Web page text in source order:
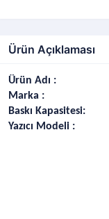
Ürün Açıklaması
Ürün Adı :
Marka :
Baskı Kapasitesi:
Yazıcı Modeli :